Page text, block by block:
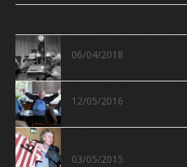
06/04/2018
12/05/2016
03/05/2015